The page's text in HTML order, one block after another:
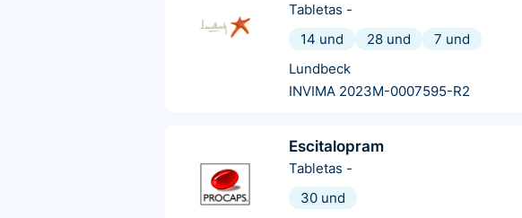
Tabletas -
14 und
28 und
7 und
Lundbeck
INVIMA 2023M-0007595-R2
Escitalopram
Tabletas -
30 und